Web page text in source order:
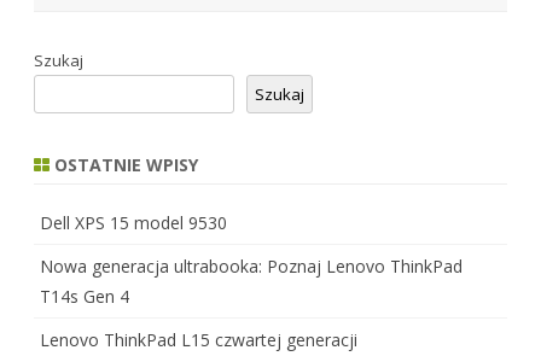
Szukaj
Szukaj
OSTATNIE WPISY
Dell XPS 15 model 9530
Nowa generacja ultrabooka: Poznaj Lenovo ThinkPad
T14s Gen 4
Lenovo ThinkPad L15 czwartej generacji